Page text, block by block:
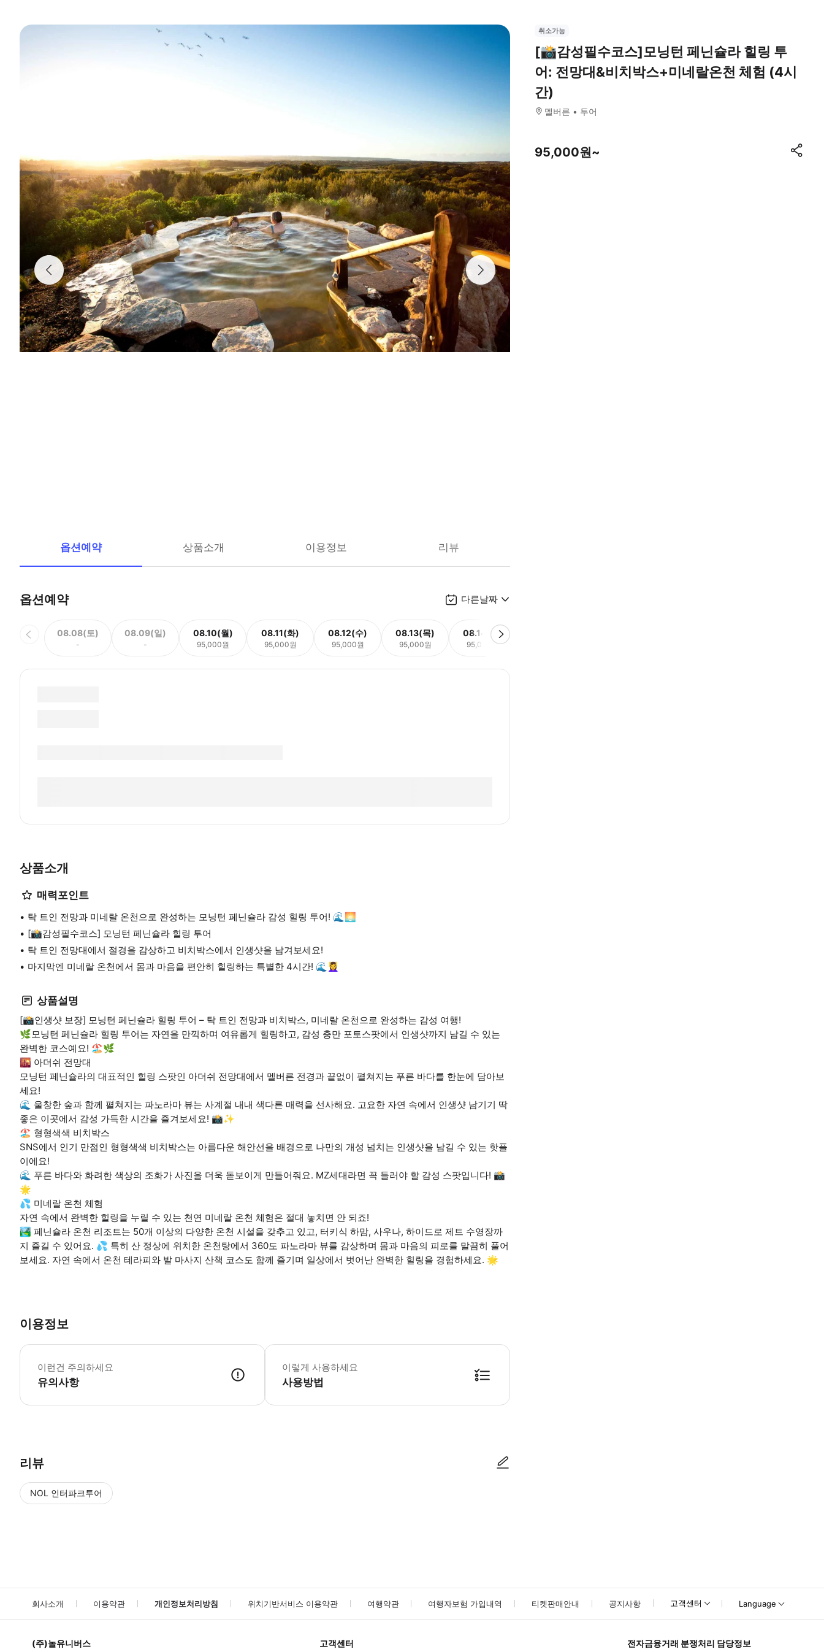
옵션예약 상품소개 이용정보 리뷰
옵션예약 다른날짜
08.08(토)
-
08.09(일)
-
08.10(월)
95,000원
08.11(화)
95,000원
08.12(수)
95,000원
08.13(목)
95,000원
08.14(금)
95,000원
상품소개
매력포인트
탁 트인 전망과 미네랄 온천으로 완성하는 모닝턴 페닌슐라 감성 힐링 투어! 🌊🌅
[📸감성필수코스] 모닝턴 페닌슐라 힐링 투어
탁 트인 전망대에서 절경을 감상하고 비치박스에서 인생샷을 남겨보세요!
마지막엔 미네랄 온천에서 몸과 마음을 편안히 힐링하는 특별한 4시간! 🌊💆‍♀️
상품설명
[📸인생샷 보장] 모닝턴 페닌슐라 힐링 투어 – 탁 트인 전망과 비치박스, 미네랄 온천으로 완성하는 감성 여행!
🌿모닝턴 페닌슐라 힐링 투어는 자연을 만끽하며 여유롭게 힐링하고, 감성 충만 포토스팟에서 인생샷까지 남길 수 있는
완벽한 코스예요! 🏖️🌿
🌇 아더쉬 전망대
모닝턴 페닌슐라의 대표적인 힐링 스팟인 아더쉬 전망대에서 멜버른 전경과 끝없이 펼쳐지는 푸른 바다를 한눈에 담아보
세요!
🌊 울창한 숲과 함께 펼쳐지는 파노라마 뷰는 사계절 내내 색다른 매력을 선사해요. 고요한 자연 속에서 인생샷 남기기 딱
좋은 이곳에서 감성 가득한 시간을 즐겨보세요! 📸✨
🏖️ 형형색색 비치박스
SNS에서 인기 만점인 형형색색 비치박스는 아름다운 해안선을 배경으로 나만의 개성 넘치는 인생샷을 남길 수 있는 핫플
이에요!
🌊 푸른 바다와 화려한 색상의 조화가 사진을 더욱 돋보이게 만들어줘요. MZ세대라면 꼭 들러야 할 감성 스팟입니다! 📸
🌟
💦 미네랄 온천 체험
자연 속에서 완벽한 힐링을 누릴 수 있는 천연 미네랄 온천 체험은 절대 놓치면 안 되죠!
🏞️ 페닌슐라 온천 리조트는 50개 이상의 다양한 온천 시설을 갖추고 있고, 터키식 하맘, 사우나, 하이드로 제트 수영장까
지 즐길 수 있어요. 💦 특히 산 정상에 위치한 온천탕에서 360도 파노라마 뷰를 감상하며 몸과 마음의 피로를 말끔히 풀어
보세요. 자연 속에서 온천 테라피와 발 마사지 산책 코스도 함께 즐기며 일상에서 벗어난 완벽한 힐링을 경험하세요. 🌟
이용정보
이런건 주의하세요
유의사항
- 선글라스, 운동화, 가벼운 외투, 휴대용 충전기, 카메라, 생수, 멀미약 등 - 여행자 보험에 가입하고 투어를 진행할 것을 권장합니다. - 최소 모객인원 미만
이렇게 사용하세요
사용방법
리뷰
NOL 인터파크투어
취소가능
[📸감성필수코스]모닝턴 페닌슐라 힐링 투
어: 전망대&비치박스+미네랄온천 체험 (4시
간)
멜버른 투어
95,000원~
회사소개 이용약관 개인정보처리방침 위치기반서비스 이용약관 여행약관 여행자보험 가입내역 티켓판매안내 공지사항 고객센터 Language
(주)놀유니버스 고객센터 전자금융거래 분쟁처리 담당정보